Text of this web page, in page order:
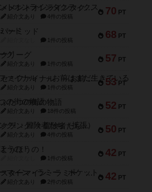
70 PT
メメントオンラインタクティクス
紹介文あり 4件の投稿
68 PT
パーミッド
1件の投稿
57 PT
クリーグ
紹介文あり 1件の投稿
53 PT
セミファイナル ～お前はまだ生きている～
紹介文あり 1件の投稿
52 PT
ふたつの街の物語
紹介文あり 18件の投稿
50 PT
クランク! ：冒険者たち（拡張）
紹介文あり 4件の投稿
42 PT
とうほうの！
1件の投稿
42 PT
スターマイン・ラミー ポケット
紹介文あり 2件の投稿